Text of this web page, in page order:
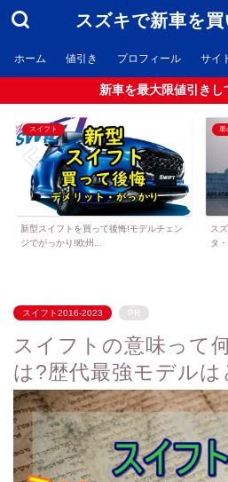
スズキで新車を
ホーム 値引き プロフィール サイ
新車を最大限値引きし
スイフト
新型スイフトを買って後悔!モデルチェン
ジでがっかり!欧州...
車
ス
タ
スイフト2016-2023 PR
スイフトの意味って
は?歴代最強モデルは